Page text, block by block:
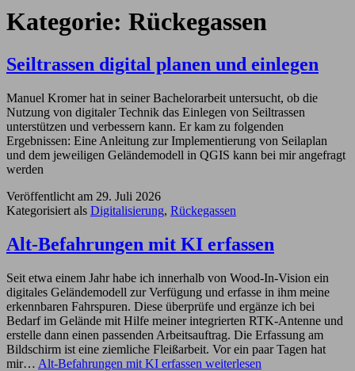
Kategorie: Rückegassen
Seiltrassen digital planen und einlegen
Manuel Kromer hat in seiner Bachelorarbeit untersucht, ob die
Nutzung von digitaler Technik das Einlegen von Seiltrassen
unterstützen und verbessern kann. Er kam zu folgenden
Ergebnissen: Eine Anleitung zur Implementierung von Seilaplan
und dem jeweiligen Geländemodell in QGIS kann bei mir angefragt
werden
Veröffentlicht am 29. Juli 2026
Kategorisiert als Digitalisierung, Rückegassen
Alt-Befahrungen mit KI erfassen
Seit etwa einem Jahr habe ich innerhalb von Wood-In-Vision ein
digitales Geländemodell zur Verfügung und erfasse in ihm meine
erkennbaren Fahrspuren. Diese überprüfe und ergänze ich bei
Bedarf im Gelände mit Hilfe meiner integrierten RTK-Antenne und
erstelle dann einen passenden Arbeitsauftrag. Die Erfassung am
Bildschirm ist eine ziemliche Fleißarbeit. Vor ein paar Tagen hat
mir… Alt-Befahrungen mit KI erfassen weiterlesen